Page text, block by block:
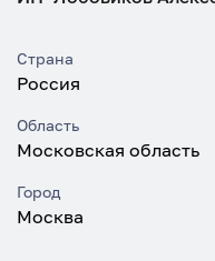
Страна
Россия
Область
Московская область
Город
Москва